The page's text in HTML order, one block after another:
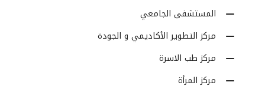
المستشفى الجامعي
مركز التطوير الأكاديمي و الجودة
مركز طب الاسرة
مركز المرأة